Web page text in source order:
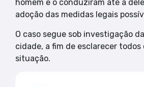
homem e o conduziram até a
adoção das medidas legais
O caso segue sob investigação
cidade, a fim de esclarecer todos
situação.